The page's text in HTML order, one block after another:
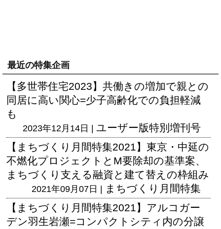
最近の特集企画
【多世帯住宅2023】共働きの増加で親との
同居に高い関心=少子高齢化での負担軽減
も
2023年12月14日 | ユーザー版特別増刊号
【まちづくり月間特集2021】東京・中延の
不燃化プロジェクトとM要除却の基準案、
まちづくり支える融資と建て替えの枠組み
2021年09月07日 |
まちづくり月間特集
【まちづくり月間特集2021】アルコガー
デン羽生岩瀬=コンパクトシティ内の分譲